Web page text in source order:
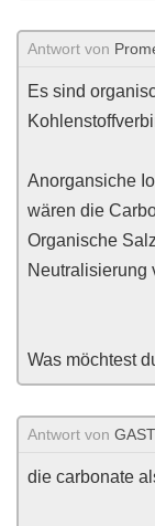
Antwort von
Es sind
Anorgansiche
wären die
Organische
Neutralisierung
Was möchtest
Antwort von GAST
die carbonate